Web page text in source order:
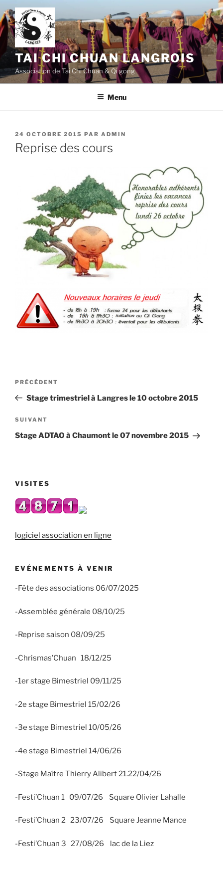
Aller
au
contenu
principal
TAI CHI CHUAN LANGROIS
Association de Tai Chi Chuan & Qi gong
Menu
PUBLIÉ
LE
24 OCTOBRE 2015 PAR ADMIN
Reprise des cours
Navigation
l’article
Article
précédent
PRÉCÉDENT
Stage trimestriel à Langres le 10 octobre 2015
Article
suivant
SUIVANT
Stage ADTAO à Chaumont le 07 novembre 2015
VISITES
logiciel association en ligne
EVÉNEMENTS À VENIR
-Fête des associations 06/07/2025
-Assemblée générale 08/10/25
-Reprise saison 08/09/25
-Chrismas’Chuan 18/12/25
-1er stage Bimestriel 09/11/25
-2e stage Bimestriel 15/02/26
-3e stage Bimestriel 10/05/26
-4e stage Bimestriel 14/06/26
-Stage Maître Thierry Alibert 21.22/04/26
-Festi’Chuan 1 09/07/26 Square Olivier Lahalle
-Festi’Chuan 2 23/07/26 Square Jeanne Mance
-Festi’Chuan 3 27/08/26 lac de la Liez